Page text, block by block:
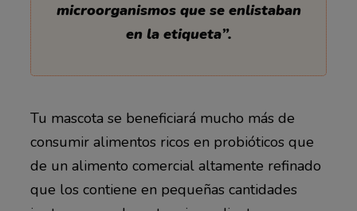
microorganismos que se enlistaban
en la etiqueta”.
Tu mascota se beneficiará mucho más de
consumir alimentos ricos en probióticos que
de un alimento comercial altamente refinado
que los contiene en pequeñas cantidades